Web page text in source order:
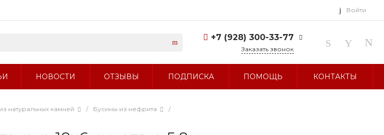
Войти
+7 (928) 300-33-77
г. Ставрополь, ул.
Заказать звонок
НОВОСТИ ОТЗЫВЫ ПОДПИСКА ПОМОЩЬ КОНТАКТЫ
натуральных камней / Бусины из нефрита
/